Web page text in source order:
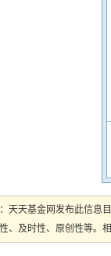
天天基金网发布此信息
、及时性、原创性等。